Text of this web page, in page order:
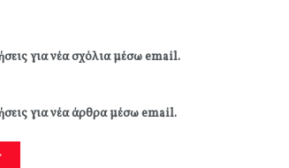
για νέα σχόλια μέσω email.
για νέα άρθρα μέσω email.